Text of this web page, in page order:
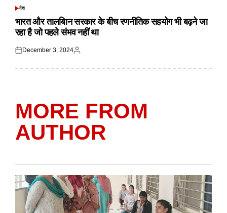
POSTED
देश
भारत और तालबिान सरकार के बीच रणनीतिक सहयोग भी बढ़ने जा
रहा है जो पहले संभव नहीं था
Posted
December 3, 2024
Posted
MORE FROM
AUTHOR